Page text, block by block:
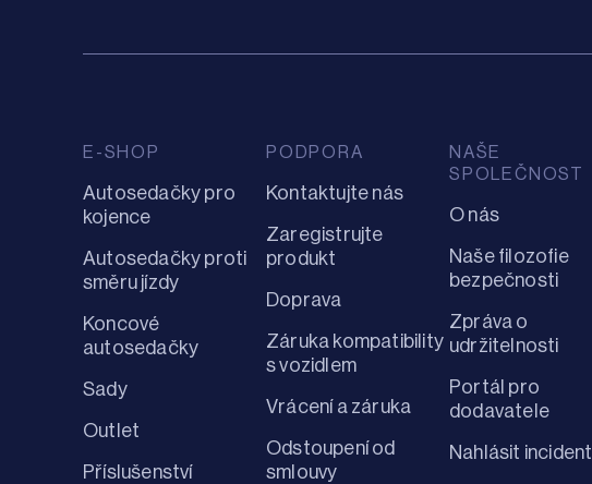
E-SHOP
Autosedačky pro
kojence
Autosedačky proti
směru jízdy
Koncové
autosedačky
Sady
Outlet
Příslušenství
PODPORA
Kontaktujte nás
Zaregistrujte
produkt
Doprava
Záruka kompatibility
s vozidlem
Vrácení a záruka
Odstoupení od
smlouvy
NAŠE
SPOLEČNOST
O nás
Naše filozofie
bezpečnosti
Zpráva o
udržitelnosti
Portál pro
dodavatele
Nahlásit incident